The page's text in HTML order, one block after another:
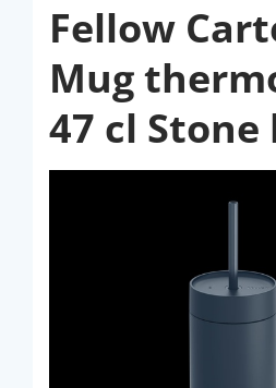
Fellow
Mug
47 cl Stone